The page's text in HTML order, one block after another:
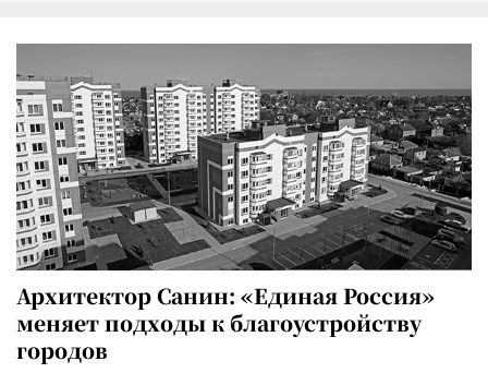
Архитектор Санин: «Единая Россия»
меняет подходы к благоустройству
городов